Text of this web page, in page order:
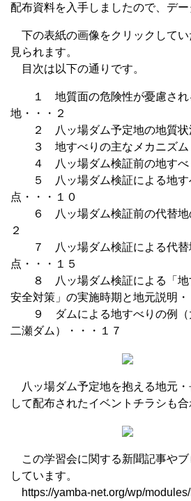
配布資料を入手しましたので、デー
下の表紙の画像をクリックして
見られます。
目次は以下の通りです。
１ 地質面の危険性が憂慮され
地・・・２
２ 八ッ場ダム予定地の地質状
３ 地すべりの主なメカニズム
４ 八ッ場ダム検証前の地すべ
５ 八ッ場ダム検証による地す
点・・・１０
６ 八ッ場ダム検証前の代替地
２
７ 八ッ場ダム検証による代替
点・・・１５
８ 八ッ場ダム検証による「地
安全対策」の実施時期と地元説明・
９ ダムによる地すべりの例（
二瀬ダム）・・・１７
八ッ場ダム予定地を抱える地元・
して配布されたイベントチラシも合
この学習会に関する新聞記事や
しています。
https://yamba-net.org/wp/